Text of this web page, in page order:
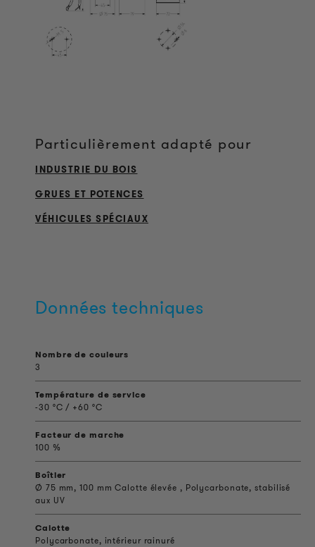
Particulièrement adapté pour
INDUSTRIE DU BOIS
GRUES ET POTENCES
VÉHICULES SPÉCIAUX
Données techniques
Nombre de couleurs
3
Température de service
-30 °C / +60 °C
Facteur de marche
100 %
Boîtier
Ø 75 mm, 100 mm Calotte élevée , Polycarbonate, stabilisé
aux UV
Calotte
Polycarbonate, intérieur rainuré